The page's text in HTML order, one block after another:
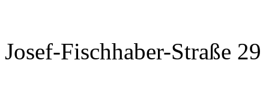
Josef-Fischhaber-Straße 29